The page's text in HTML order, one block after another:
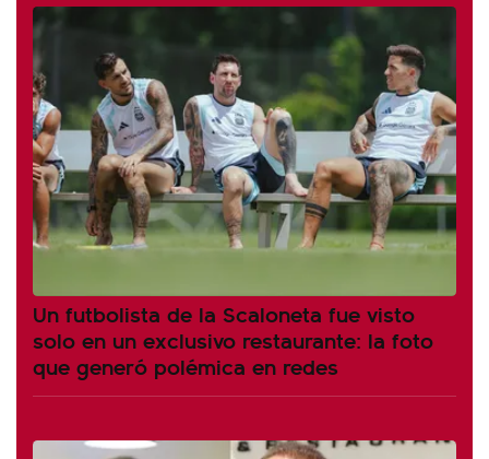
Un futbolista de la Scaloneta fue visto
solo en un exclusivo restaurante: la foto
que generó polémica en redes